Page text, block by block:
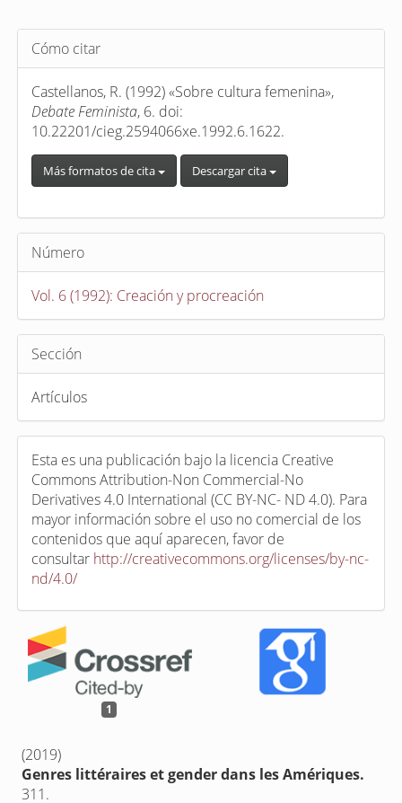
Detalles
del
artículo
Cómo citar
Castellanos, R. (1992) «Sobre cultura femenina»,
Debate Feminista, 6. doi:
10.22201/cieg.2594066xe.1992.6.1622.
Más formatos de cita Descargar cita
Número
Vol. 6 (1992): Creación y procreación
Sección
Artículos
Esta es una publicación bajo la licencia Creative
Commons Attribution-Non Commercial-No
Derivatives 4.0 International (CC BY-NC- ND 4.0). Para
mayor información sobre el uso no comercial de los
contenidos que aquí aparecen, favor de
consultar http://creativecommons.org/licenses/by-nc-
nd/4.0/
1
(2019)
Genres littéraires et gender dans les Amériques.
311.